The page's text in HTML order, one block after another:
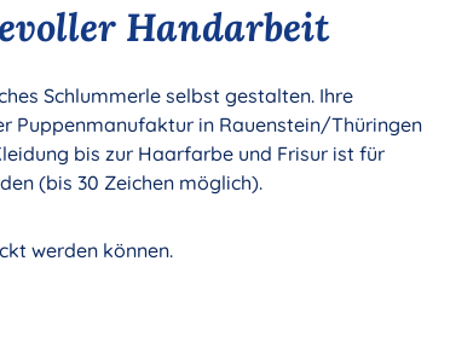
Handarbeit
Schlummerle selbst gestalten. Ihre
Puppenmanufaktur in Rauenstein/Thüringen
bis zur Haarfarbe und Frisur ist für
(bis 30 Zeichen möglich).
werden können.